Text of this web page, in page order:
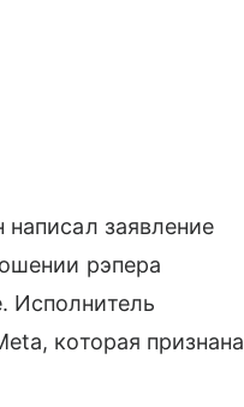
заявление
рэпера
Исполнитель
которая признана